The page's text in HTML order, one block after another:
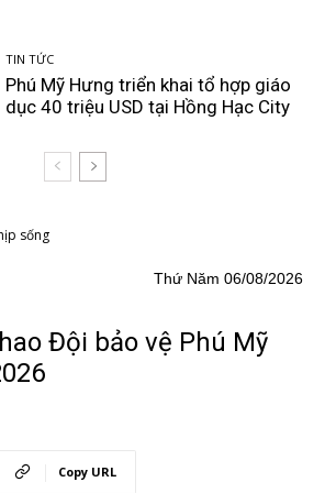
TIN TỨC
Phú Mỹ Hưng triển khai tổ hợp giáo
dục 40 triệu USD tại Hồng Hạc City